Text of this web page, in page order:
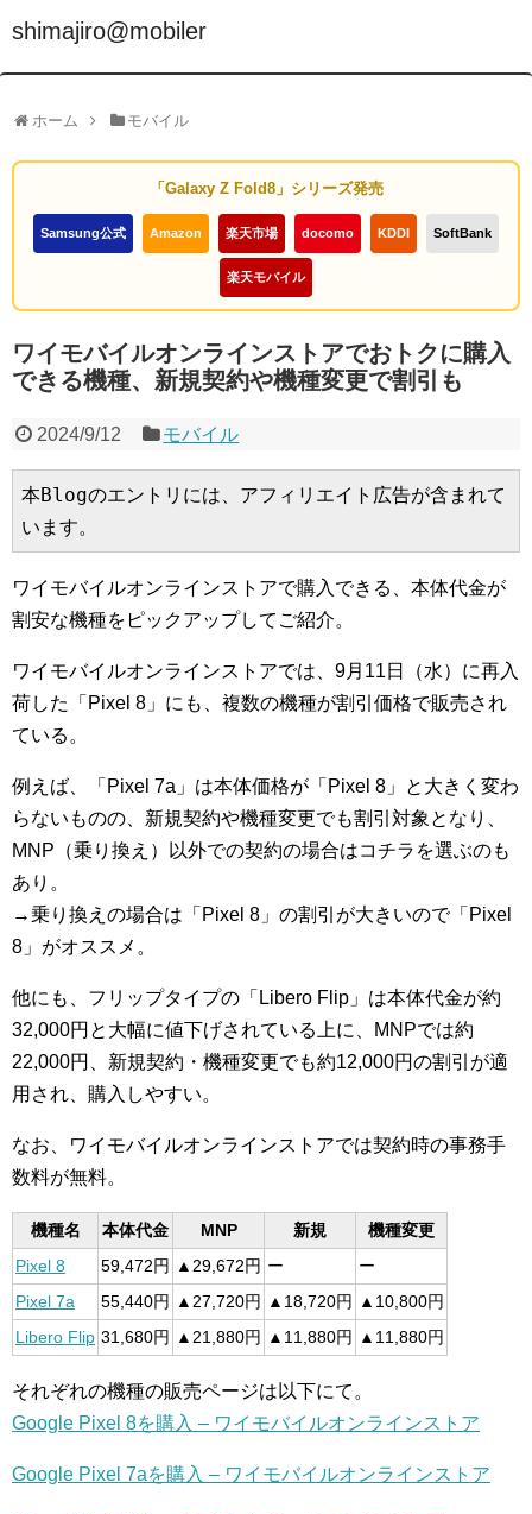
shimajiro@mobiler
ホーム モバイル
「Galaxy Z Fold8」シリーズ発売
Samsung公式 Amazon 楽天市場 docomo KDDI SoftBank
楽天モバイル
ワイモバイルオンラインストアでおトクに購入
できる機種、新規契約や機種変更で割引も
2024/9/12 モバイル
本Blogのエントリには、アフィリエイト広告が含まれて
います。
ワイモバイルオンラインストアで購入できる、本体代金が
割安な機種をピックアップしてご紹介。
ワイモバイルオンラインストアでは、9月11日（水）に再入
荷した「Pixel 8」にも、複数の機種が割引価格で販売され
ている。
例えば、「Pixel 7a」は本体価格が「Pixel 8」と大きく変わ
らないものの、新規契約や機種変更でも割引対象となり、
MNP（乗り換え）以外での契約の場合はコチラを選ぶのも
あり。
→乗り換えの場合は「Pixel 8」の割引が大きいので「Pixel
8」がオススメ。
他にも、フリップタイプの「Libero Flip」は本体代金が約
32,000円と大幅に値下げされている上に、MNPでは約
22,000円、新規契約・機種変更でも約12,000円の割引が適
用され、購入しやすい。
なお、ワイモバイルオンラインストアでは契約時の事務手
数料が無料。
機種名 本体代金 MNP 新規
機種変更
Pixel 8
59,472円 ▲29,672円 ー
ー
Pixel 7a
55,440円 ▲27,720円 ▲18,720円
▲10,800円
Libero Flip 31,680円 ▲21,880円 ▲11,880円 ▲11,880円
それぞれの機種の販売ページは以下にて。
Google Pixel 8を購入 – ワイモバイルオンラインストア
Google Pixel 7aを購入 – ワイモバイルオンラインストア